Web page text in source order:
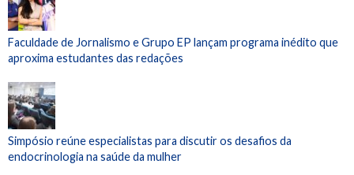
Faculdade de Jornalismo e Grupo EP lançam programa inédito que
aproxima estudantes das redações
Simpósio reúne especialistas para discutir os desafios da
endocrinologia na saúde da mulher